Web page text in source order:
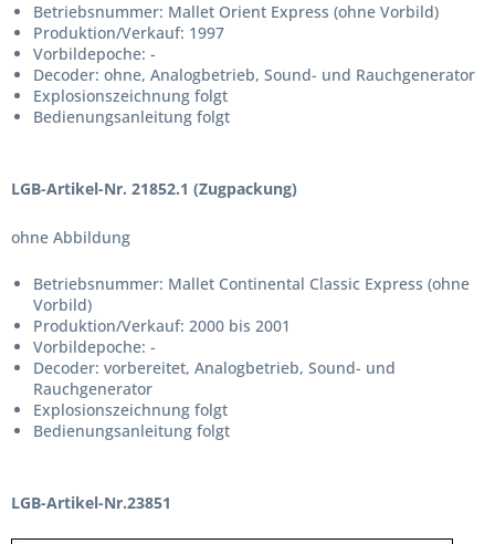
Betriebsnummer: Mallet Orient Express (ohne Vorbild)
Produktion/Verkauf: 1997
Vorbildepoche: -
Decoder: ohne, Analogbetrieb, Sound- und Rauchgenerator
Explosionszeichnung folgt
Bedienungsanleitung folgt
LGB-Artikel-Nr. 21852.1 (Zugpackung)
ohne Abbildung
Betriebsnummer: Mallet Continental Classic Express (ohne
Vorbild)
Produktion/Verkauf: 2000 bis 2001
Vorbildepoche: -
Decoder: vorbereitet, Analogbetrieb, Sound- und
Rauchgenerator
Explosionszeichnung folgt
Bedienungsanleitung folgt
LGB-Artikel-Nr.23851